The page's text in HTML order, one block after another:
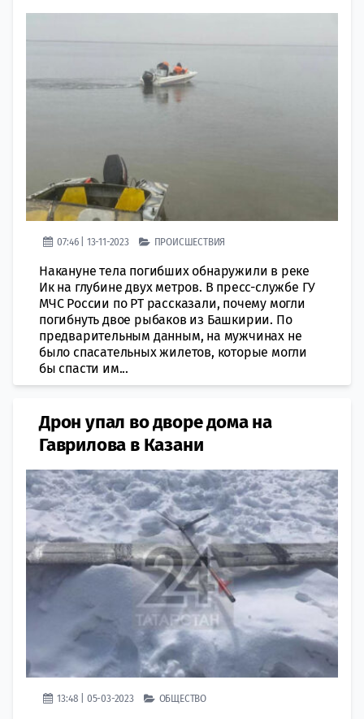
07:46 | 13-11-2023 ПРОИСШЕСТВИЯ
Накануне тела погибших обнаружили в реке
Ик на глубине двух метров. В пресс-службе ГУ
МЧС России по РТ рассказали, почему могли
погибнуть двое рыбаков из Башкирии. По
предварительным данным, на мужчинах не
было спасательных жилетов, которые могли
бы спасти им...
Дрон упал во дворе дома на
Гаврилова в Казани
13:48 | 05-03-2023 ОБЩЕСТВО